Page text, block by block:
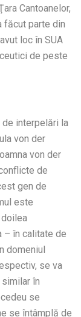
Cantoanelor,
făcut parte din
loc în SUA
de peste
de interpelări la
von der
von der
de
gen de
este
– în calitate de
domeniul
se va
în
se
se întâmplă de